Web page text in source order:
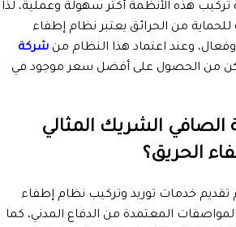
هذه الأنظمة أكثر سهولة وعملية، لذا
للحماية من الحرائق يعتبر نظام إطفاء
وفعال، وعند اعتماد هذا النظام من شركة
من الحصول على أفضل سعر موجود في
الصافي الشريك المثالي
الحريق؟
خدمات توريد وتركيب نظام إطفاء
المعتمدة من الدفاع المدني، كما